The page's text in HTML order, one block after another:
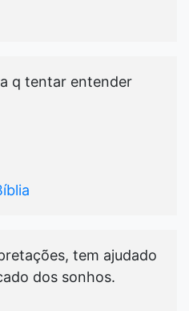
q tentar entender
tem ajudado
dos sonhos.